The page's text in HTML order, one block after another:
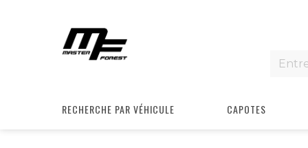
RECHERCHE PAR VÉHICULE CAPOTES